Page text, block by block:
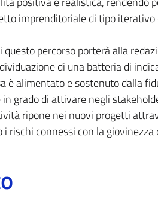
imprenditoriale di tipo
percorso porterà alla
di una batteria di
è alimentato e sostenuto dalla
grado di attivare negli
ripone nei nuovi progetti
rischi connessi con la giovinezza